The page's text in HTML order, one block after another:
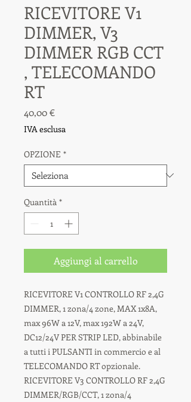
RICEVITORE V1
DIMMER, V3
DIMMER RGB CCT
, TELECOMANDO
RT
40,00 €Prezzo
IVA esclusa
OPZIONE *
Quantità *
Aggiungi al carrello
RICEVITORE V1 CONTROLLO RF 2,4G
DIMMER, 1 zona/4 zone, MAX 1x8A,
max 96W a 12V, max 192W a 24V,
DC12/24V PER STRIP LED, abbinabile
a tutti i PULSANTI in commercio e al
TELECOMANDO RT opzionale.
RICEVITORE V3 CONTROLLO RF 2,4G
DIMMER/RGB/CCT, 1 zona/4